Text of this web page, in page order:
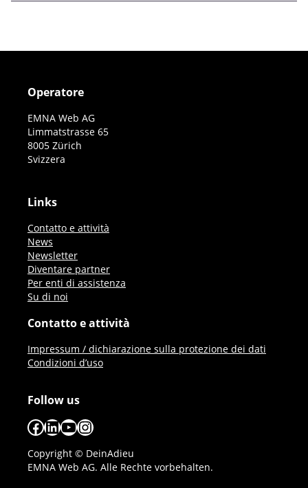
Operatore
EMNA Web AG
Limmatstrasse 65
8005 Zürich
Svizzera
Links
Contatto e attività
News
Newsletter
Diventare partner
Per enti di assistenza
Su di noi
Contatto e attività
Impressum / dichiarazione sulla protezione dei dati
Condizioni d’uso
Follow us
Facebook
LinkedIn
YouTube
Instagram
Copyright © DeinAdieu
EMNA Web AG. Alle Rechte vorbehalten.